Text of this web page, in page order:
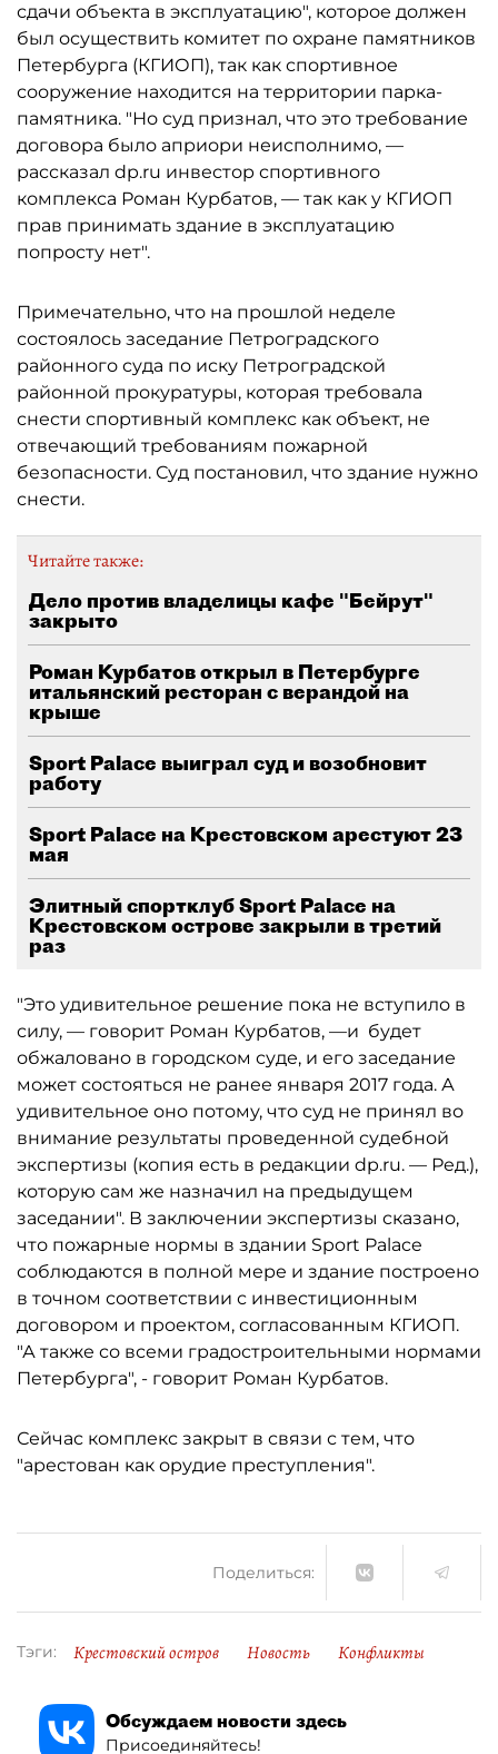
сдачи объекта в эксплуатацию", которое должен
был осуществить комитет по охране памятников
Петербурга (КГИОП), так как спортивное
сооружение находится на территории парка-
памятника. "Но суд признал, что это требование
договора было априори неисполнимо, —
рассказал dp.ru инвестор спортивного
комплекса Роман Курбатов, — так как у КГИОП
прав принимать здание в эксплуатацию
попросту нет".
Примечательно, что на прошлой неделе
состоялось заседание Петроградского
районного суда по иску Петроградской
районной прокуратуры, которая требовала
снести спортивный комплекс как объект, не
отвечающий требованиям пожарной
безопасности. Суд постановил, что здание нужно
снести.
Читайте также:
Дело против владелицы кафе "Бейрут"
закрыто
Роман Курбатов открыл в Петербурге
итальянский ресторан с верандой на
крыше
Sport Palace выиграл суд и возобновит
работу
Sport Palace на Крестовском арестуют 23
мая
Элитный спортклуб Sport Palace на
Крестовском острове закрыли в третий
раз
"Это удивительное решение пока не вступило в
силу, — говорит Роман Курбатов, —и будет
обжаловано в городском суде, и его заседание
может состояться не ранее января 2017 года. А
удивительное оно потому, что суд не принял во
внимание результаты проведенной судебной
экспертизы (копия есть в редакции dp.ru. — Ред.),
которую сам же назначил на предыдущем
заседании". В заключении экспертизы сказано,
что пожарные нормы в здании Sport Palace
соблюдаются в полной мере и здание построено
в точном соответствии с инвестиционным
договором и проектом, согласованным КГИОП.
"А также со всеми градостроительными нормами
Петербурга", - говорит Роман Курбатов.
Сейчас комплекс закрыт в связи с тем, что
"арестован как орудие преступления".
Поделиться:
Тэги: Крестовский остров Новость Конфликты
Обсуждаем новости здесь
Присоединяйтесь!